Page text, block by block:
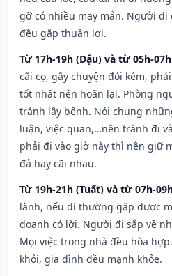
gỡ có nhiều may mắn. Người đi
đều gặp thuận lợi.
Từ 17h-19h (Dậu) và từ 05h-
cãi cọ, gây chuyện đói kém,
tốt nhất nên hoãn lại. Phòng
tránh lây bệnh. Nói chung
luận, việc quan,…nên tránh đi
phải đi vào giờ này thì nên giữ
đả hay cãi nhau.
Từ 19h-21h (Tuất) và từ 07h-
lành, nếu đi thường gặp được
doanh có lời. Người đi sắp về
Mọi việc trong nhà đều hòa
khỏi, gia đình đều mạnh khỏe.